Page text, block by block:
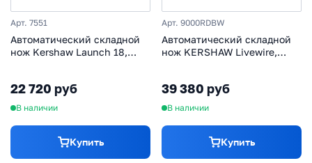
Арт. 7551
Автоматический складной
нож Kershaw Launch 18,
22 720 руб
В наличии
Купить
Арт. 9000RDBW
Автоматический складной
нож KERSHAW Livewire,
39 380 руб
В наличии
Купить